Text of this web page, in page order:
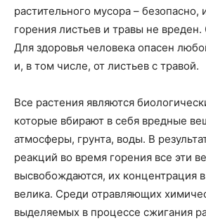
растительного мусора – безопасно,
горения листьев и травы не вреден.
Для здоровья человека опасен
и, в том числе, от листьев с травой.
Все растения являются
которые вбирают в себя вредные
атмосферы, грунта, воды. В
реакций во время горения все эти
высвобождаются, их концентрация
велика. Среди отравляющих
выделяемых в процессе сжигания